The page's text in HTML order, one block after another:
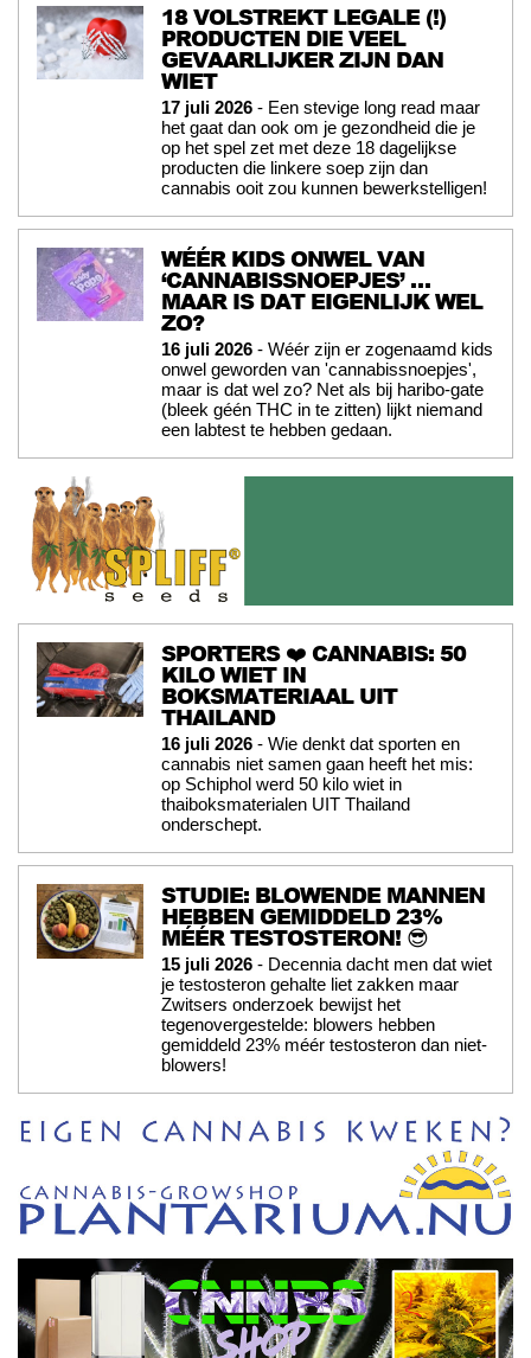
18 VOLSTREKT LEGALE (!)
PRODUCTEN DIE VEEL
GEVAARLIJKER ZIJN DAN
WIET
17 juli 2026 - Een stevige long read maar
het gaat dan ook om je gezondheid die je
op het spel zet met deze 18 dagelijkse
producten die linkere soep zijn dan
cannabis ooit zou kunnen bewerkstelligen!
WÉÉR KIDS ONWEL VAN
‘CANNABISSNOEPJES’ …
MAAR IS DAT EIGENLIJK WEL
ZO?
16 juli 2026 - Wéér zijn er zogenaamd kids
onwel geworden van 'cannabissnoepjes',
maar is dat wel zo? Net als bij haribo-gate
(bleek géén THC in te zitten) lijkt niemand
een labtest te hebben gedaan.
SPORTERS ❤️ CANNABIS: 50
KILO WIET IN
BOKSMATERIAAL UIT
THAILAND
16 juli 2026 - Wie denkt dat sporten en
cannabis niet samen gaan heeft het mis:
op Schiphol werd 50 kilo wiet in
thaiboksmaterialen UIT Thailand
onderschept.
STUDIE: BLOWENDE MANNEN
HEBBEN GEMIDDELD 23%
MÉÉR TESTOSTERON! 😎
15 juli 2026 - Decennia dacht men dat wiet
je testosteron gehalte liet zakken maar
Zwitsers onderzoek bewijst het
tegenovergestelde: blowers hebben
gemiddeld 23% méér testosteron dan niet-
blowers!